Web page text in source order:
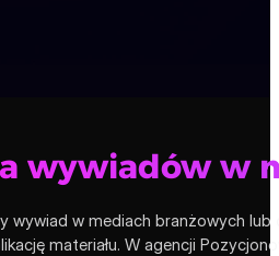
wywiadów w
wywiad w mediach branżowych
materiału. W agencji